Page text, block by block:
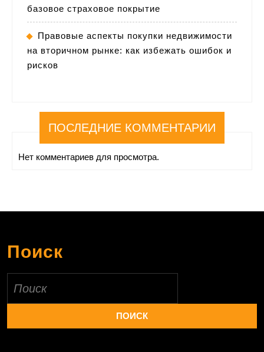
базовое страховое покрытие
Правовые аспекты покупки недвижимости
на вторичном рынке: как избежать ошибок и
рисков
ПОСЛЕДНИЕ КОММЕНТАРИИ
Нет комментариев для просмотра.
Поиск